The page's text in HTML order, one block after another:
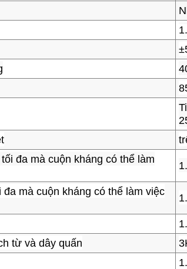
đa mà cuộn kháng có thể làm
đa mà cuộn kháng có thể làm việc
từ và dây quấn